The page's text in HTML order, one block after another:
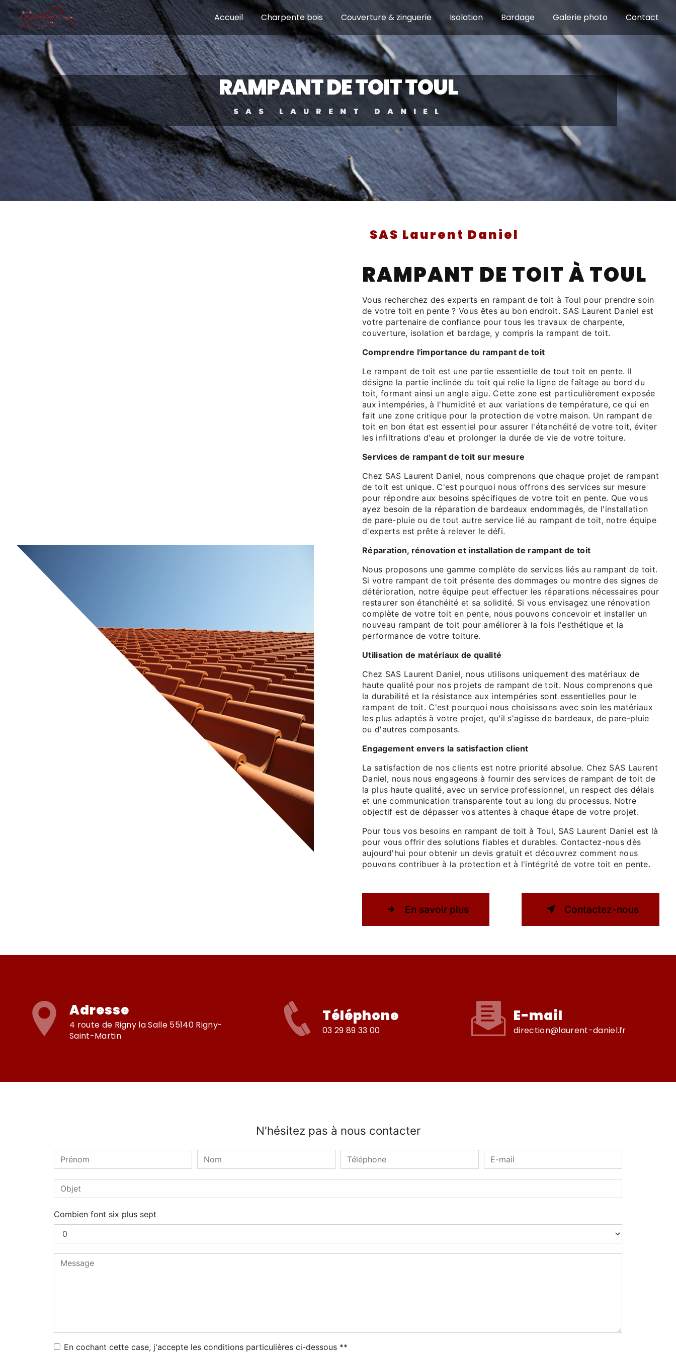
Accueil Charpente bois Couverture & zinguerie Isolation Bardage Galerie photo Contact
RAMPANT DE TOIT TOUL
SAS LAURENT DANIEL
SAS Laurent Daniel
RAMPANT DE TOIT À TOUL
Vous recherchez des experts en rampant de toit à Toul pour prendre soin
de votre toit en pente ? Vous êtes au bon endroit. SAS Laurent Daniel est
votre partenaire de confiance pour tous les travaux de charpente,
couverture, isolation et bardage, y compris la rampant de toit.
Comprendre l'importance du rampant de toit
Le rampant de toit est une partie essentielle de tout toit en pente. Il
désigne la partie inclinée du toit qui relie la ligne de faîtage au bord du
toit, formant ainsi un angle aigu. Cette zone est particulièrement exposée
aux intempéries, à l'humidité et aux variations de température, ce qui en
fait une zone critique pour la protection de votre maison. Un rampant de
toit en bon état est essentiel pour assurer l'étanchéité de votre toit, éviter
les infiltrations d'eau et prolonger la durée de vie de votre toiture.
Services de rampant de toit sur mesure
Chez SAS Laurent Daniel, nous comprenons que chaque projet de rampant
de toit est unique. C'est pourquoi nous offrons des services sur mesure
pour répondre aux besoins spécifiques de votre toit en pente. Que vous
ayez besoin de la réparation de bardeaux endommagés, de l'installation
de pare-pluie ou de tout autre service lié au rampant de toit, notre équipe
d'experts est prête à relever le défi.
Réparation, rénovation et installation de rampant de toit
Nous proposons une gamme complète de services liés au rampant de toit.
Si votre rampant de toit présente des dommages ou montre des signes de
détérioration, notre équipe peut effectuer les réparations nécessaires pour
restaurer son étanchéité et sa solidité. Si vous envisagez une rénovation
complète de votre toit en pente, nous pouvons concevoir et installer un
nouveau rampant de toit pour améliorer à la fois l'esthétique et la
performance de votre toiture.
Utilisation de matériaux de qualité
Chez SAS Laurent Daniel, nous utilisons uniquement des matériaux de
haute qualité pour nos projets de rampant de toit. Nous comprenons que
la durabilité et la résistance aux intempéries sont essentielles pour le
rampant de toit. C'est pourquoi nous choisissons avec soin les matériaux
les plus adaptés à votre projet, qu'il s'agisse de bardeaux, de pare-pluie
ou d'autres composants.
Engagement envers la satisfaction client
La satisfaction de nos clients est notre priorité absolue. Chez SAS Laurent
Daniel, nous nous engageons à fournir des services de rampant de toit de
la plus haute qualité, avec un service professionnel, un respect des délais
et une communication transparente tout au long du processus. Notre
objectif est de dépasser vos attentes à chaque étape de votre projet.
Pour tous vos besoins en rampant de toit à Toul, SAS Laurent Daniel est là
pour vous offrir des solutions fiables et durables. Contactez-nous dès
aujourd'hui pour obtenir un devis gratuit et découvrez comment nous
pouvons contribuer à la protection et à l'intégrité de votre toit en pente.
En savoir plus Contactez-nous
Adresse
4 route de Rigny la Salle 55140 Rigny-
Saint-Martin
Téléphone
03 29 89 33 00
E-mail
direction@laurent-daniel.fr
N'hésitez pas à nous contacter
Combien font six plus sept
En cochant cette case, j'accepte les conditions particulières ci-dessous **
Panneau de gestion des cookies